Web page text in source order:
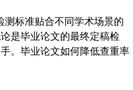
标准贴合不同学术场景的
是毕业论文的最终定稿检
。毕业论文如何降低查重率